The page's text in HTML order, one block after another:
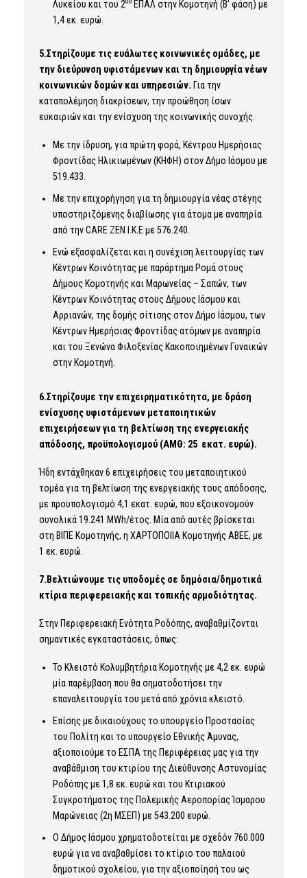
Λυκείου και του 2 ΕΠΑΛ στην Κομοτηνή (Β’ φάση) με
1,4 εκ. ευρώ.
5.Στηρίζουμε τις ευάλωτες κοινωνικές ομάδες, με
την διεύρυνση υφιστάμενων και τη δημιουργία νέων
κοινωνικών δομών και υπηρεσιών. Για την
καταπολέμηση διακρίσεων, την προώθηση ίσων
ευκαιριών και την ενίσχυση της κοινωνικής συνοχής.
Με την ίδρυση, για πρώτη φορά, Κέντρου Ημερήσιας
Φροντίδας Ηλικιωμένων (ΚΗΦΗ) στον Δήμο Ιάσμου με
519.433.
Με την επιχορήγηση για τη δημιουργία νέας στέγης
υποστηριζόμενης διαβίωσης για άτομα με αναπηρία
από την CARE ZEN Ι.Κ.Ε με 576.240.
Ενώ εξασφαλίζεται και η συνέχιση λειτουργίας των
Κέντρων Κοινότητας με παράρτημα Ρομά στους
Δήμους Κομοτηνής και Μαρωνείας – Σαπών, των
Κέντρων Κοινότητας στους Δήμους Ιάσμου και
Αρριανών, της δομής σίτισης στον Δήμο Ιάσμου, των
Κέντρων Ημερήσιας Φροντίδας ατόμων με αναπηρία
και του Ξενώνα Φιλοξενίας Κακοποιημένων Γυναικών
στην Κομοτηνή.
6.Στηρίζουμε την επιχειρηματικότητα, με δράση
ενίσχυσης υφιστάμενων μεταποιητικών
επιχειρήσεων για τη βελτίωση της ενεργειακής
απόδοσης, προϋπολογισμού (ΑΜΘ: 25 εκατ. ευρώ).
Ήδη εντάχθηκαν 6 επιχειρήσεις του μεταποιητικού
τομέα για τη βελτίωση της ενεργειακής τους απόδοσης,
με προϋπολογισμό 4,1 εκατ. ευρώ, που εξοικονομούν
συνολικά 19.241 MWh/έτος. Μία από αυτές βρίσκεται
στη ΒΙΠΕ Κομοτηνής, η ΧΑΡΤΟΠΟΙΙΑ Κομοτηνής ΑΒΕΕ, με
1 εκ. ευρώ.
7.Βελτιώνουμε τις υποδομές σε δημόσια/δημοτικά
κτίρια περιφερειακής και τοπικής αρμοδιότητας.
Στην Περιφερειακή Ενότητα Ροδόπης, αναβαθμίζονται
σημαντικές εγκαταστάσεις, όπως:
Το Κλειστό Κολυμβητήρια Κομοτηνής με 4,2 εκ. ευρώ
μία παρέμβαση που θα σηματοδοτήσει την
επαναλειτουργία του μετά από χρόνια κλειστό.
Επίσης με δικαιούχους το υπουργείο Προστασίας
του Πολίτη και το υπουργείο Εθνικής Άμυνας,
αξιοποιούμε το ΕΣΠΑ της Περιφέρειας μας για την
αναβάθμιση του κτιρίου της Διεύθυνσης Αστυνομίας
Ροδόπης με 1,8 εκ. ευρώ και του Κτιριακού
Συγκροτήματος της Πολεμικής Αεροπορίας Ίσμαρου
Μαρώνειας (2η ΜΣΕΠ) με 543.200 ευρώ.
Ο Δήμος Ιάσμου χρηματοδοτείται με σχεδόν 760.000
ευρώ για να αναβαθμίσει το κτίριο του παλαιού
δημοτικού σχολείου, για την αξιοποίησή του ως